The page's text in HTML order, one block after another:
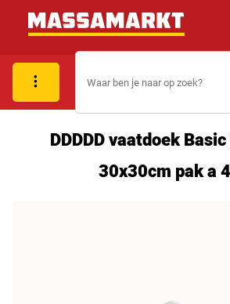
DDDDD vaatdoek
30x30cm pak a